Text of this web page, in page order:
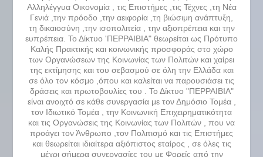
Αλληλέγγυα Οικονομία , τις Επιστήμες ,τις Τέχνες ,τη Νέα
Γενιά ,την πρόοδο ,την αειφορία ,τη βιώσιμη ανάπτυξη,
τη δικαιοσύνη ,την ισοπολιτεία , την αξιοπρέπεια και την
ευπρέπεια. Το Δίκτυο 'ΠΕΡΡΑΙΒΙΑ" θεωρείται ως Πρότυπο
Καλής Πρακτικής και κοινωνικής προσφοράς στο χώρο
των Οργανώσεων της Κοινωνίας των Πολιτών και χαίρει
της εκτίμησης και του σεβασμού σε όλη την Ελλάδα και
σε όλο τον κόσμο ,όπου και καλείται να παρουσιάσει τις
δράσεις και πρωτοβουλίες του . Το Δίκτυο "ΠΕΡΡΑΙΒΙΑ"
είναι ανοιχτό σε κάθε συνεργασία με τον Δημόσιο Τομέα ,
τον Ιδιωτικό Τομέα , την Κοινωνική Επιχειρηματικότητα
και τις Οργανώσεις της Κοινωνίας των Πολιτών , που να
προάγει τον Άνθρωπο ,τον Πολιτισμό και τις Επιστήμες
και θεωρείται ιδιαίτερα αξιόπιστος εταίρος , σε όλες τις
μέχρι σήμερα συνεργασίες του με Φορείς από την